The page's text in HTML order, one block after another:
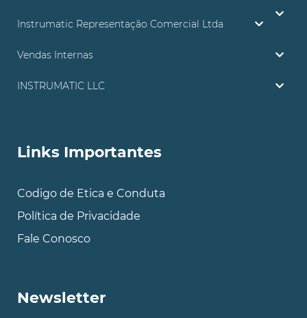
Instrumatic Representação Comercial Ltda
Vendas Internas
INSTRUMATIC LLC
Links Importantes
Codigo de Etica e Conduta
Política de Privacidade
Fale Conosco
Newsletter